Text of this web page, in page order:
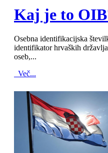
Kaj je to
Osebna identifikacijska
identifikator hrvaških
oseb,...
Več...